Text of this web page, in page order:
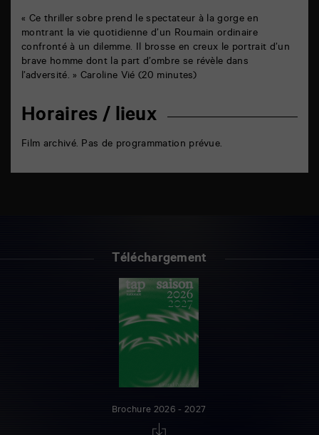
« Ce thriller sobre prend le spectateur à la gorge en
montrant la vie quotidienne d’un Roumain ordinaire
confronté à un dilemme. Il brosse en creux le portrait d’un
brave homme dont la part d’ombre se révèle dans
l’adversité. » Caroline Vié (20 minutes)
Horaires / lieux
Film archivé. Pas de programmation prévue.
Téléchargement
Brochure 2026 - 2027